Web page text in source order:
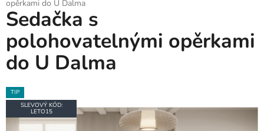
opěrkami do U Dalma
Sedačka s
polohovatelnými opěrkami
do U Dalma
TIP
SLEVOVÝ KÓD:
LETO15